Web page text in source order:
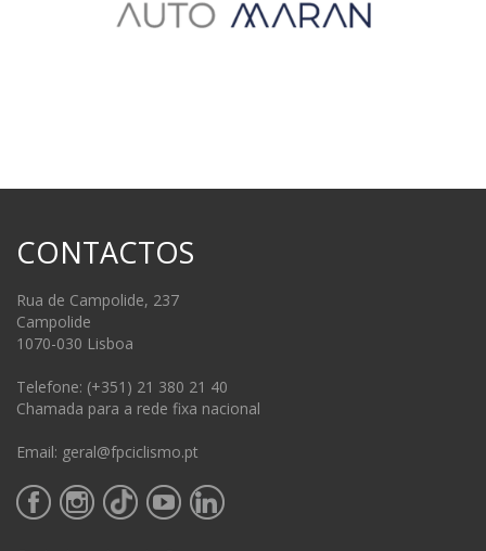
CONTACTOS
Rua de Campolide, 237
Campolide
1070-030 Lisboa
Telefone: (+351) 21 380 21 40
Chamada para a rede fixa nacional
Email: geral@fpciclismo.pt